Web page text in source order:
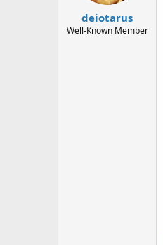
deiotarus
Well-Known Member